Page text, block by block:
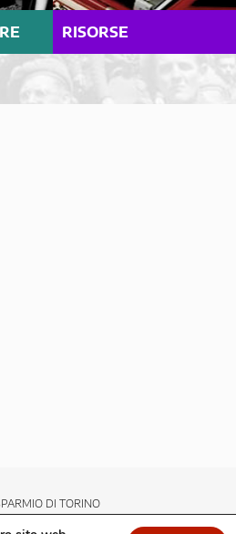
RISORSE
DI TORINO